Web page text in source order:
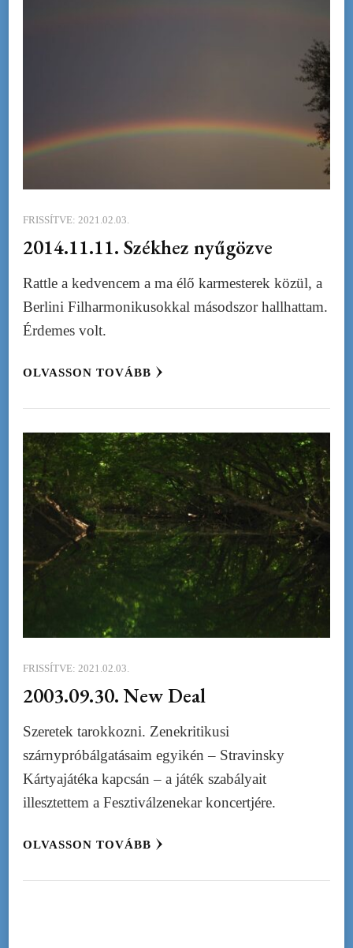
FRISSÍTVE: 2021.02.03.
2014.11.11. Székhez nyűgözve
Rattle a kedvencem a ma élő karmesterek közül, a
Berlini Filharmonikusokkal másodszor hallhattam.
Érdemes volt.
OLVASSON TOVÁBB
FRISSÍTVE: 2021.02.03.
2003.09.30. New Deal
Szeretek tarokkozni. Zenekritikusi
szárnypróbálgatásaim egyikén – Stravinsky
Kártyajátéka kapcsán – a játék szabályait
illesztettem a Fesztiválzenekar koncertjére.
OLVASSON TOVÁBB